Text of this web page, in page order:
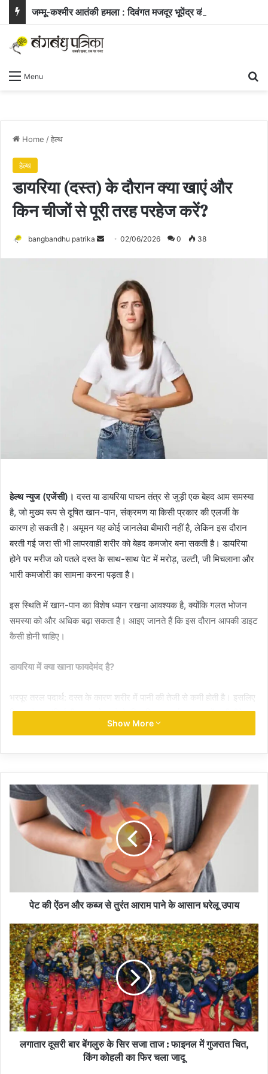
Menu
Home /हेल्थ
हेल्थ
डायरिया (दस्त) के दौरान क्या खाएं और
किन चीजों से पूरी तरह परहेज करें?
bangbandhu patrika
Send02/06/2026 0 38
हेल्थ न्युज (एजेंसी)।दस्त या डायरिया पाचन तंत्र से जुड़ी एक बेहद आम समस्या
है, जो मुख्य रूप से दूषित खान-पान, संक्रमण या किसी प्रकार की एलर्जी के
कारण हो सकती है। अमूमन यह कोई जानलेवा बीमारी नहीं है, लेकिन इस दौरान
बरती गई जरा सी भी लापरवाही शरीर को बेहद कमजोर बना सकती है। डायरिया
होने पर मरीज को पतले दस्त के साथ-साथ पेट में मरोड़, उल्टी, जी मिचलाना और
भारी कमजोरी का सामना करना पड़ता है।
इस स्थिति में खान-पान का विशेष ध्यान रखना आवश्यक है, क्योंकि गलत भोजन
समस्या को और अधिक बढ़ा सकता है। आइए जानते हैं कि इस दौरान आपकी डाइट
कैसी होनी चाहिए।
डायरिया में क्या खाना फायदेमंद है?
भरपूर तरल पदार्थ: दस्त के कारण शरीर में पानी की तेजी से कमी होती है। इसलिए
डिहाइड्रेशन (निर्जलीकरण) से बचने के लिए दिनभर पर्याप्त मात्रा में पानी पीते
के लिए डॉक्टर की सलाह के अनुसार ओआरएस का घोल पीना सबसे बेहतर विकल्प
है।
सादी खिचड़ी: इस दौरान बिना तेल, घी और मसालों के तैयार की गई हल्की खिचड़ी
खाएं। यह सुपाच्य होती है और पेट को आराम देती है।
दही का सेवन: दही में पाए जाने वाले गुड बैक्टीरिया (प्रोबायोटिक्स) पेट के संक्रमण
से लड़ने और पाचन क्रिया को दुरुस्त करने में मदद करते हैं।
केला: केला फाइबर से भरपूर और पचाने में आसान होता है। यह दस्त को नियंत्रित
करने और शरीर को तुरंत ऊर्जा देने में सहायक है।
मेथी दाना: डायरिया के लक्षणों को कम करने में मेथी का सेवन भी गुणकारी माना
जाता है।
भूलकर भी न करें इन चीजों का सेवन
भोजन से पूरी तरह दूरी बना लें, क्योंकि यह पेट की परेशानी को और बढ़ा सकते हैं।
Show More
पेट की ऐंठन और कब्ज से तुरंत आराम पाने के आसान घरेलू उपाय
लगातार दूसरी बार बेंगलुरु के सिर सजा ताज : फाइनल में गुजरात चित,
किंग कोहली का फिर चला जादू